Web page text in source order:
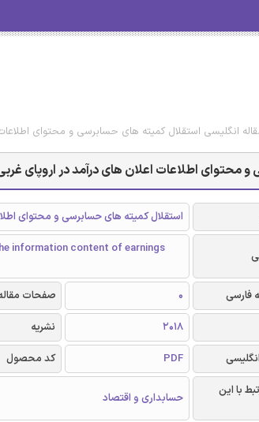
انگلیسی استقلال کمیته های حسابرسی و محتوای اطلاعات
اطلاعات اعلان های درآمد در اروپای غربی -
استقلال کمیته های حسابرسی و محتوای
information content of earnings
فارسی
0 صفحات
2018 نشریه
PDF کد محصول
با این
حسابداری و اقتصاد